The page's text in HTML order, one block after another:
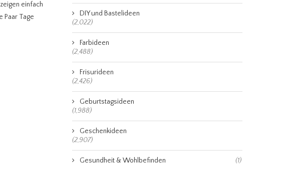
einfach
Paar Tage
DIY und Bastelideen
(2,022)
Farbideen
(2,488)
Frisurideen
(2,426)
Geburtstagsideen
(1,988)
Geschenkideen
(2,907)
Gesundheit & Wohlbefinden (1)